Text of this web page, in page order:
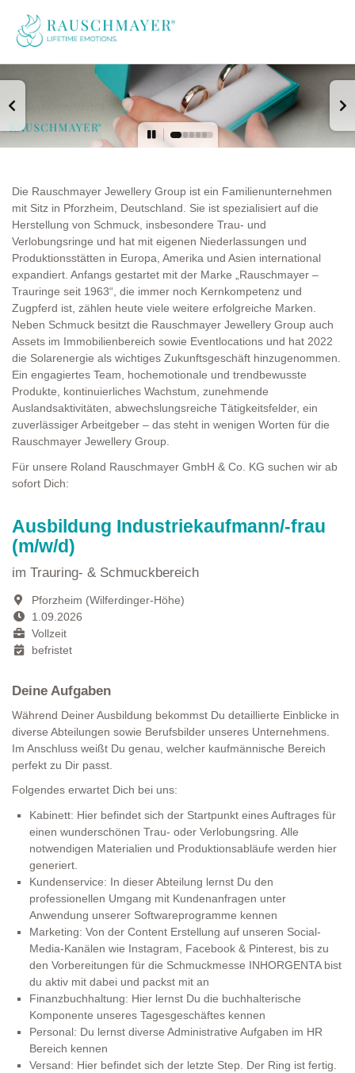
Ausbildung Industriekaufmann/-frau
(m/w/d)
im Trauring- & Schmuckbereich
Pforzheim (Wilferdinger-Höhe)
1.09.2026
Vollzeit
befristet
Die Rauschmayer Jewellery Group ist ein Familienunternehmen
mit Sitz in Pforzheim, Deutschland. Sie ist spezialisiert auf die
Herstellung von Schmuck, insbesondere Trau- und
Verlobungsringe und hat mit eigenen Niederlassungen und
Produktionsstätten in Europa, Amerika und Asien international
expandiert. Anfangs gestartet mit der Marke „Rauschmayer –
Trauringe seit 1963“, die immer noch Kernkompetenz und
Zugpferd ist, zählen heute viele weitere erfolgreiche Marken.
Neben Schmuck besitzt die Rauschmayer Jewellery Group auch
Assets im Immobilienbereich sowie Eventlocations und hat 2022
die Solarenergie als wichtiges Zukunftsgeschäft hinzugenommen.
Ein engagiertes Team, hochemotionale und trendbewusste
Produkte, kontinuierliches Wachstum, zunehmende
Auslandsaktivitäten, abwechslungsreiche Tätigkeitsfelder, ein
zuverlässiger Arbeitgeber – das steht in wenigen Worten für die
Rauschmayer Jewellery Group.
Für unsere Roland Rauschmayer GmbH & Co. KG suchen wir ab
sofort Dich:
Deine Aufgaben
Während Deiner Ausbildung bekommst Du detaillierte Einblicke in
diverse Abteilungen sowie Berufsbilder unseres Unternehmens.
Im Anschluss weißt Du genau, welcher kaufmännische Bereich
perfekt zu Dir passt.
Folgendes erwartet Dich bei uns:
Kabinett: Hier befindet sich der Startpunkt eines Auftrages für
einen wunderschönen Trau- oder Verlobungsring. Alle
notwendigen Materialien und Produktionsabläufe werden hier
generiert.
Kundenservice: In dieser Abteilung lernst Du den
professionellen Umgang mit Kundenanfragen unter
Anwendung unserer Softwareprogramme kennen
Marketing: Von der Content Erstellung auf unseren Social-
Media-Kanälen wie Instagram, Facebook & Pinterest, bis zu
den Vorbereitungen für die Schmuckmesse INHORGENTA bist
du aktiv mit dabei und packst mit an
Finanzbuchhaltung: Hier lernst Du die buchhalterische
Komponente unseres Tagesgeschäftes kennen
Personal: Du lernst diverse Administrative Aufgaben im HR
Bereich kennen
Versand: Hier befindet sich der letzte Step. Der Ring ist fertig.